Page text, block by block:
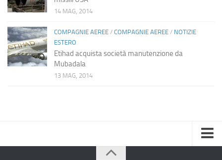
14 MAG, 2014
COMPAGNIE AEREE / COMPAGNIE AEREE / NOTIZIE
ESTERO
Etihad acquista società manutenzione da
Mubadala
13 MAG, 2014